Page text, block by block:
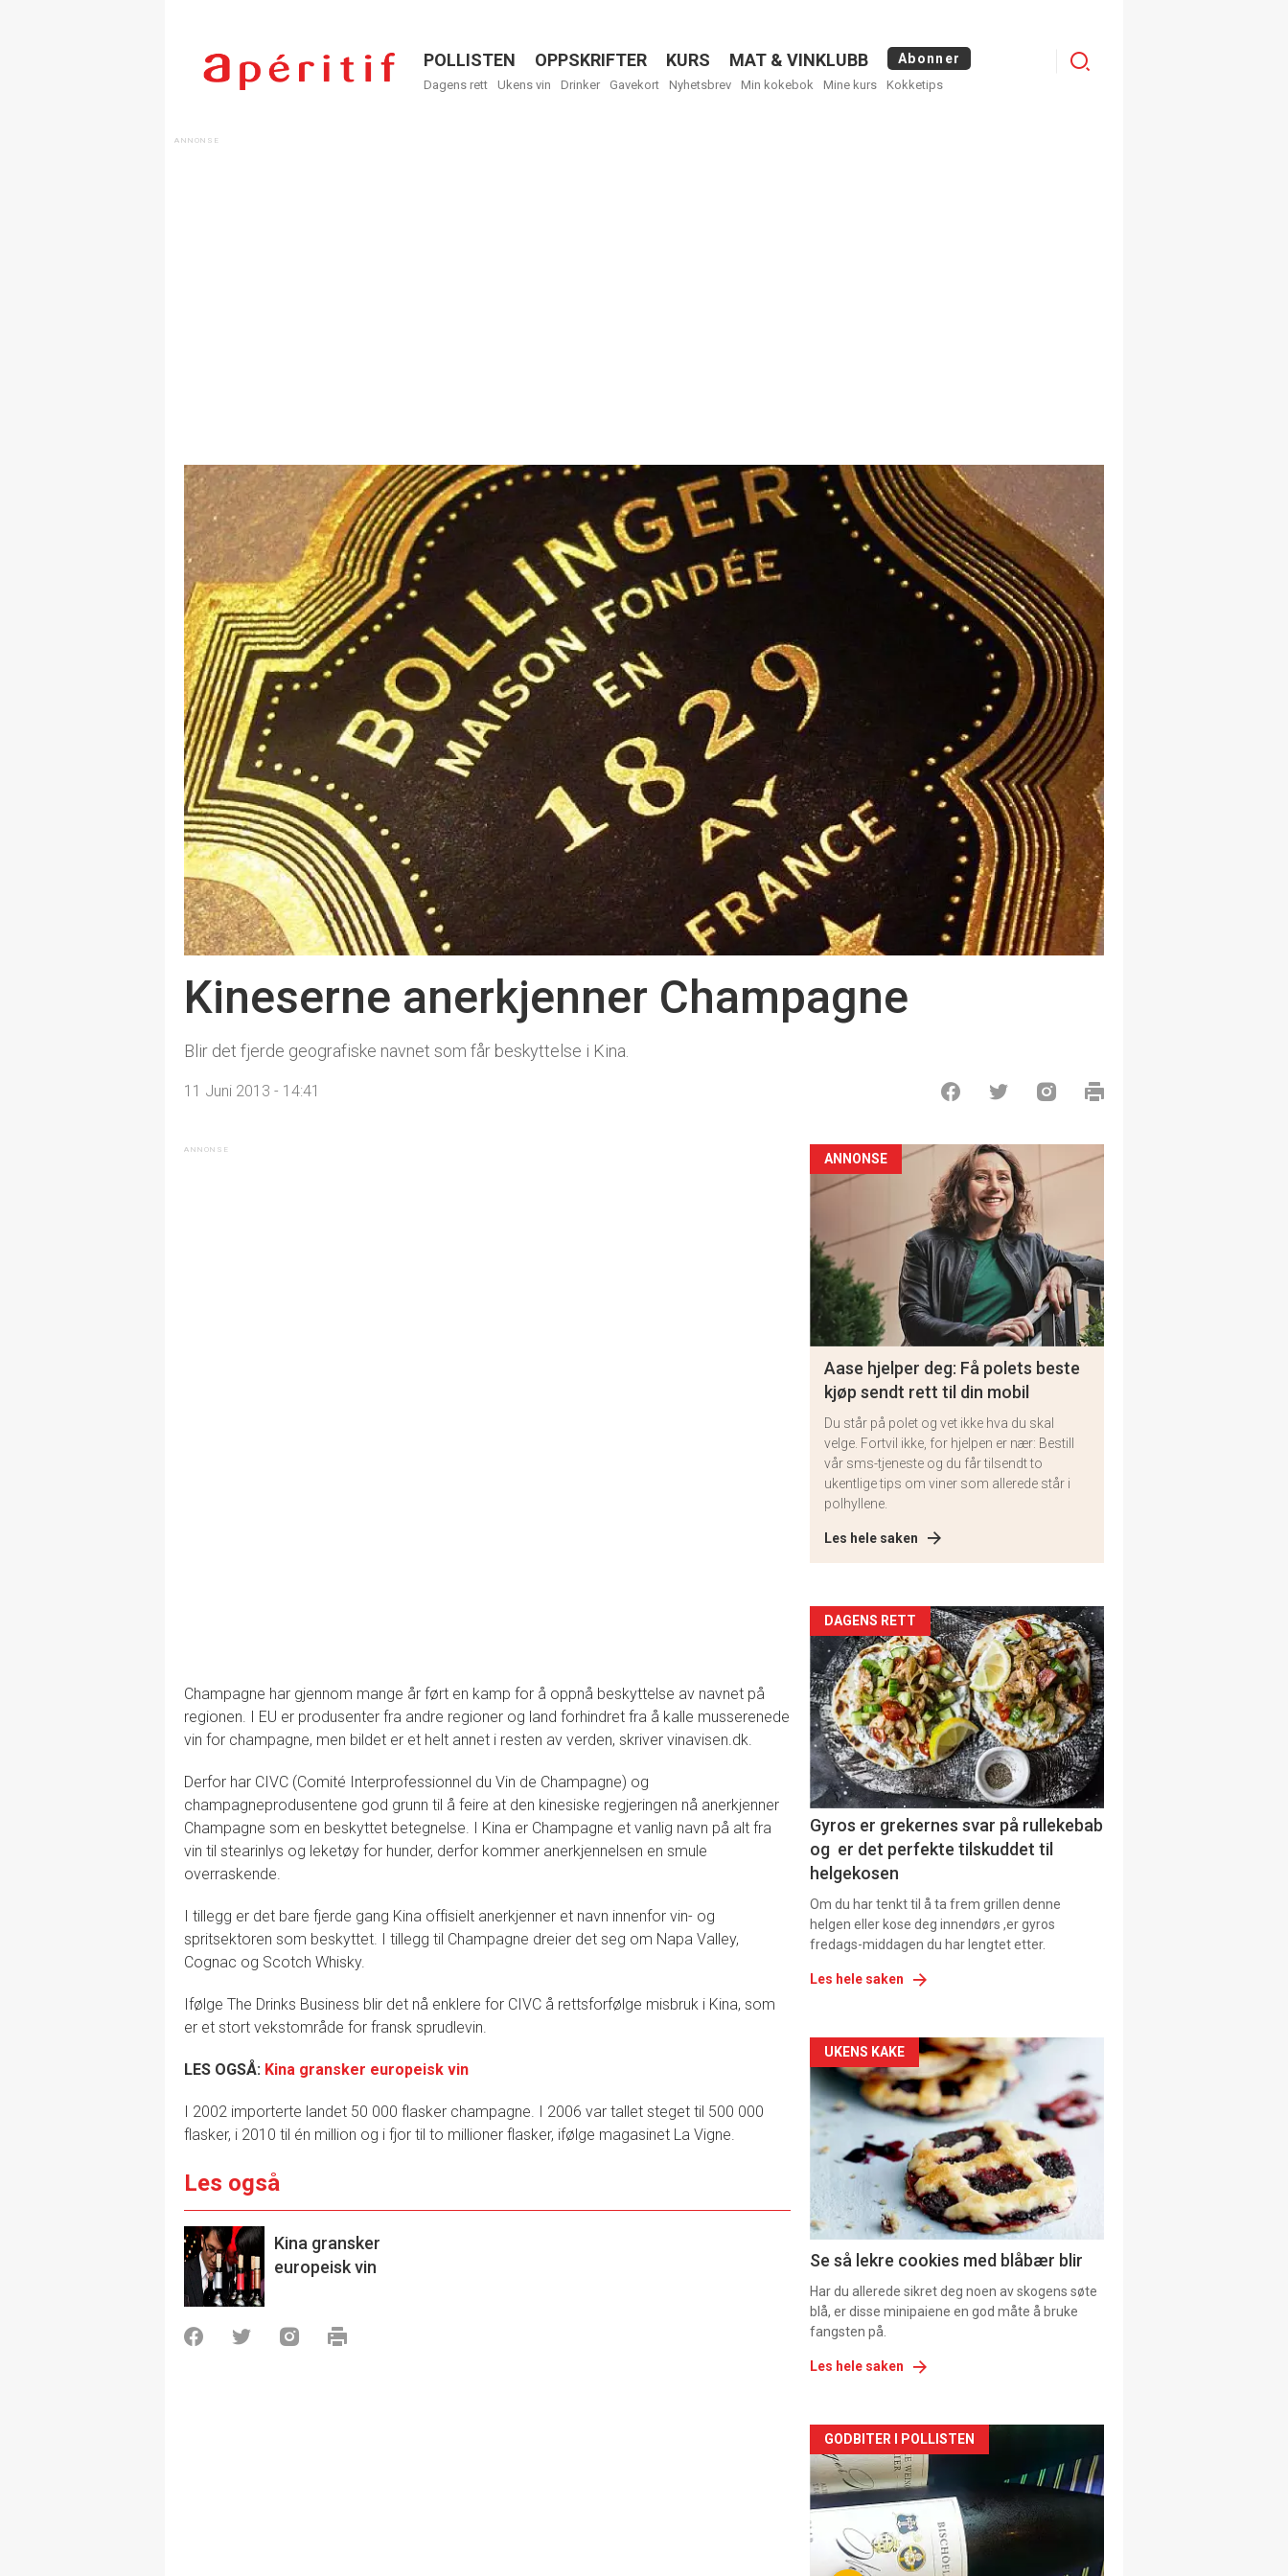
Menu
POLLISTEN OPPSKRIFTER KURS MAT & VINKLUBB Abonner
Dagens rett Ukens vin Drinker Gavekort Nyhetsbrev Min kokebok Mine kurs Kokketips
Logg
Kineserne anerkjenner Champagne
Blir det fjerde geografiske navnet som får beskyttelse i Kina.
11 Juni 2013 - 14:41
Champagne har gjennom mange år ført en kamp for å oppnå beskyttelse av navnet på
regionen. I EU er produsenter fra andre regioner og land forhindret fra å kalle musserenede
vin for champagne, men bildet er et helt annet i resten av verden, skriver vinavisen.dk.
Derfor har CIVC (Comité Interprofessionnel du Vin de Champagne) og
champagneprodusentene god grunn til å feire at den kinesiske regjeringen nå anerkjenner
Champagne som en beskyttet betegnelse. I Kina er Champagne et vanlig navn på alt fra
vin til stearinlys og leketøy for hunder, derfor kommer anerkjennelsen en smule
overraskende.
I tillegg er det bare fjerde gang Kina offisielt anerkjenner et navn innenfor vin- og
spritsektoren som beskyttet. I tillegg til Champagne dreier det seg om Napa Valley,
Cognac og Scotch Whisky.
Ifølge The Drinks Business blir det nå enklere for CIVC å rettsforfølge misbruk i Kina, som
er et stort vekstområde for fransk sprudlevin.
LES OGSÅ: Kina gransker europeisk vin
I 2002 importerte landet 50 000 flasker champagne. I 2006 var tallet steget til 500 000
flasker, i 2010 til én million og i fjor til to millioner flasker, ifølge magasinet La Vigne.
Les også
Kina gransker
europeisk vin
ANNONSE
Aase hjelper deg: Få polets beste
kjøp sendt rett til din mobil
Du står på polet og vet ikke hva du skal
velge. Fortvil ikke, for hjelpen er nær: Bestill
vår sms-tjeneste og du får tilsendt to
ukentlige tips om viner som allerede står i
polhyllene.
Les hele saken
Artikler
detail
-
section
11
DAGENS RETT
Gyros er grekernes svar på rullekebab
og er det perfekte tilskuddet til
helgekosen
Om du har tenkt til å ta frem grillen denne
helgen eller kose deg innendørs ,er gyros
fredags-middagen du har lengtet etter.
Les hele saken
Artikler
detail
-
section
11
Dagens
rett
UKENS KAKE
Se så lekre cookies med blåbær blir
Har du allerede sikret deg noen av skogens søte
blå, er disse minipaiene en god måte å bruke
fangsten på.
Les hele saken
Artikler
detail
-
section
GODBITER I POLLISTEN